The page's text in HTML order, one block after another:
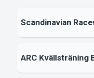
Scandinavian
ARC Kvällsträning